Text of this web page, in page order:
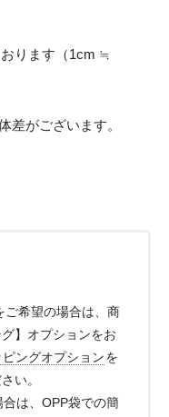
ります（1cm ≒
差がございます。
ご希望の場合は、商
】オプションをお
ピングオプションを
い。
は、OPP袋での簡